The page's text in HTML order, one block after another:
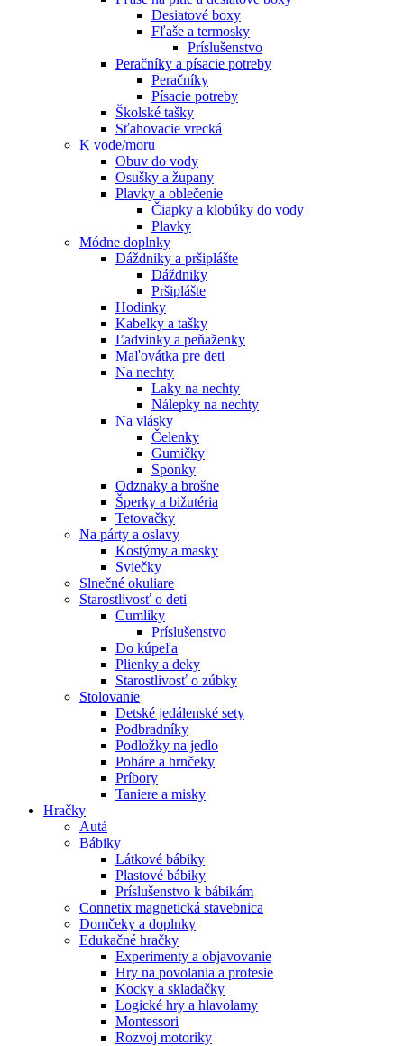
Desiatové boxy
Fľaše a termosky
Príslušenstvo
Peračníky a písacie potreby
Peračníky
Písacie potreby
Školské tašky
Sťahovacie vrecká
K vode/moru
Obuv do vody
Osušky a župany
Plavky a oblečenie
Čiapky a klobúky do vody
Plavky
Módne doplnky
Dáždniky a pršiplášte
Dáždniky
Pršiplášte
Hodinky
Kabelky a tašky
Ľadvinky a peňaženky
Maľovátka pre deti
Na nechty
Laky na nechty
Nálepky na nechty
Na vlásky
Čelenky
Gumičky
Sponky
Odznaky a brošne
Šperky a bižutéria
Tetovačky
Na párty a oslavy
Kostýmy a masky
Sviečky
Slnečné okuliare
Starostlivosť o deti
Cumlíky
Príslušenstvo
Do kúpeľa
Plienky a deky
Starostlivosť o zúbky
Stolovanie
Detské jedálenské sety
Podbradníky
Podložky na jedlo
Poháre a hrnčeky
Príbory
Taniere a misky
Hračky
Autá
Bábiky
Látkové bábiky
Plastové bábiky
Príslušenstvo k bábikám
Connetix magnetická stavebnica
Domčeky a doplnky
Edukačné hračky
Experimenty a objavovanie
Hry na povolania a profesie
Kocky a skladačky
Logické hry a hlavolamy
Montessori
Rozvoj motoriky